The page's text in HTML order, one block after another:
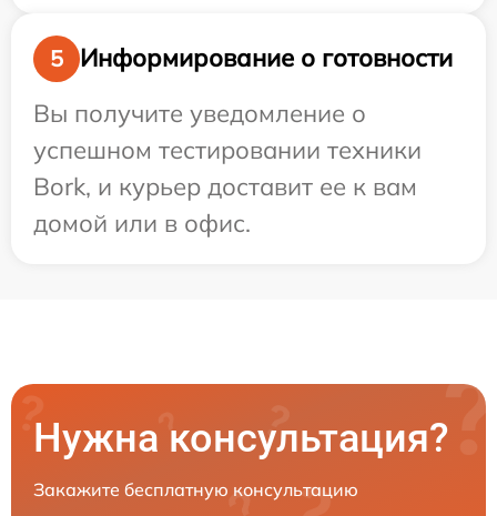
5
Информирование о готовности
Вы получите уведомление о
успешном тестировании техники
Bork, и курьер доставит ее к вам
домой или в офис.
Нужна консультация?
Закажите бесплатную консультацию